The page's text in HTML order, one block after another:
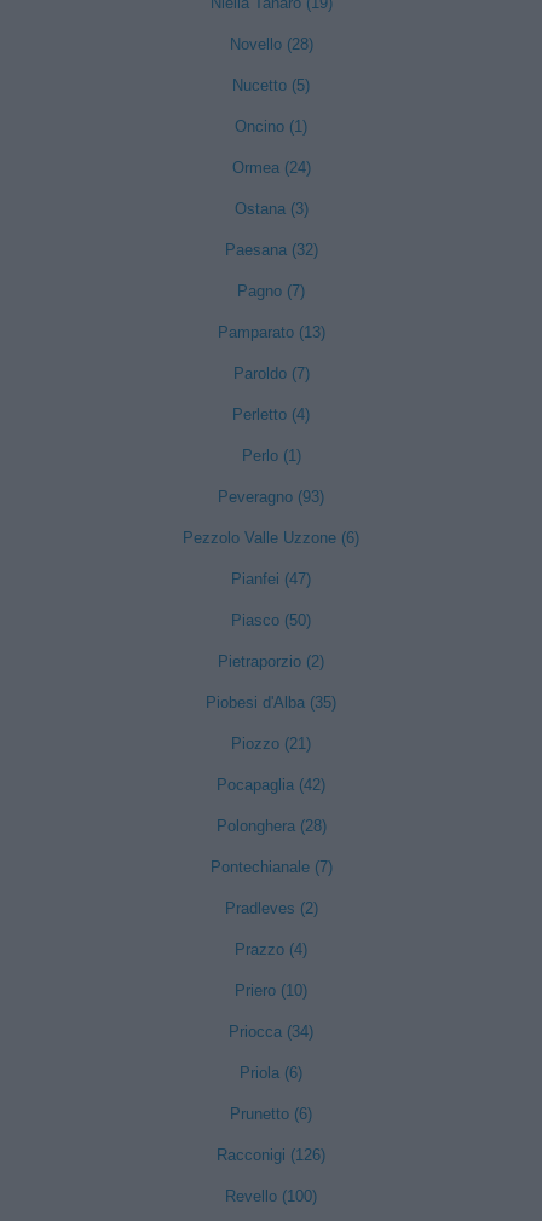
Novello (28)
Nucetto (5)
Oncino (1)
Ormea (24)
Ostana (3)
Paesana (32)
Pagno (7)
Pamparato (13)
Paroldo (7)
Perletto (4)
Perlo (1)
Peveragno (93)
Pezzolo Valle Uzzone (6)
Pianfei (47)
Piasco (50)
Pietraporzio (2)
Piobesi d'Alba (35)
Piozzo (21)
Pocapaglia (42)
Polonghera (28)
Pontechianale (7)
Pradleves (2)
Prazzo (4)
Priero (10)
Priocca (34)
Priola (6)
Prunetto (6)
Racconigi (126)
Revello (100)